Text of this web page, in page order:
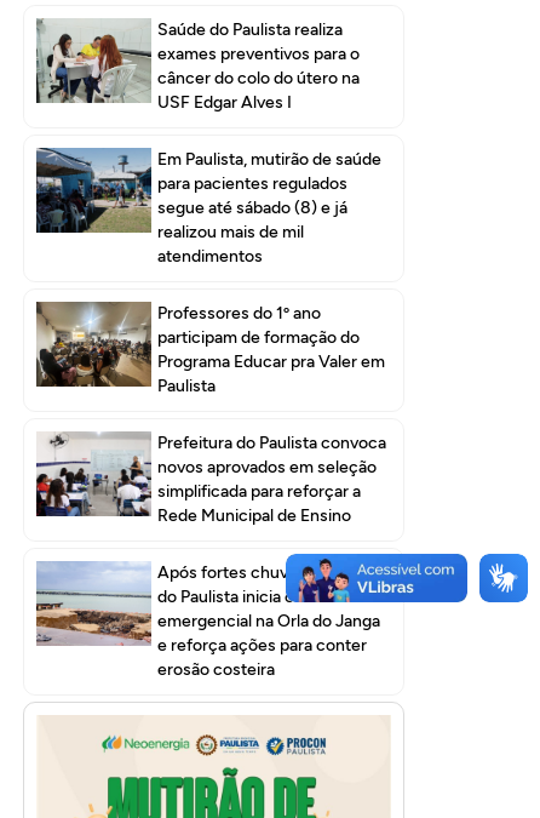
Saúde do Paulista realiza
exames preventivos para o
câncer do colo do útero na
USF Edgar Alves I
Em Paulista, mutirão de saúde
para pacientes regulados
segue até sábado (8) e já
realizou mais de mil
atendimentos
Professores do 1º ano
participam de formação do
Programa Educar pra Valer em
Paulista
Prefeitura do Paulista convoca
novos aprovados em seleção
simplificada para reforçar a
Rede Municipal de Ensino
Após fortes chuvas, Prefeitura
do Paulista inicia obra
emergencial na Orla do Janga
e reforça ações para conter
erosão costeira